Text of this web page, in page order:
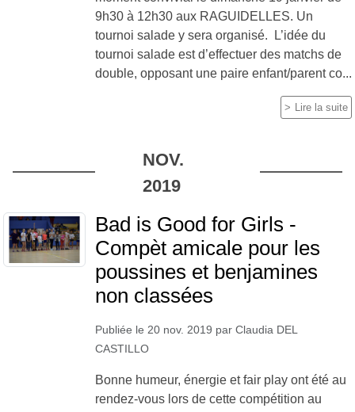
9h30 à 12h30 aux RAGUIDELLES. Un
tournoi salade y sera organisé. L’idée du
tournoi salade est d’effectuer des matchs de
double, opposant une paire enfant/parent co...
Lire la suite
NOV.
2019
Bad is Good for Girls -
Compèt amicale pour les
poussines et benjamines
non classées
Publiée le 20 nov. 2019 par Claudia DEL
CASTILLO
Bonne humeur, énergie et fair play ont été au
rendez-vous lors de cette compétition au